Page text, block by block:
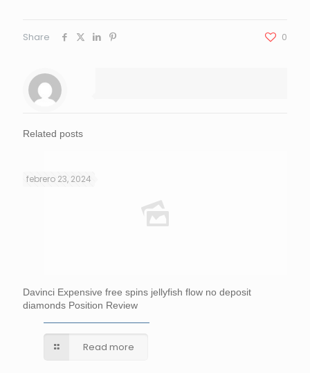
Share 0
Related posts
febrero 23, 2024
Davinci Expensive free spins jellyfish flow no deposit
diamonds Position Review
Read more